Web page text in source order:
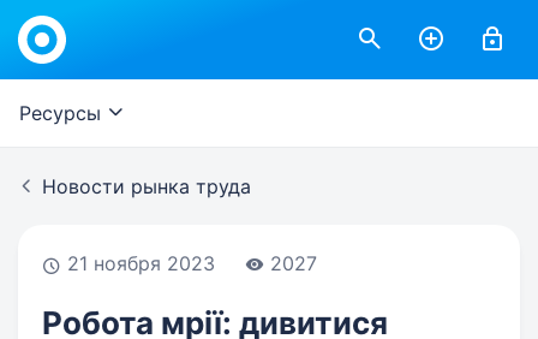
Work.ua
Ресурсы
Новости рынка труда
21 ноября 2023 2027
Робота мрії: дивитися